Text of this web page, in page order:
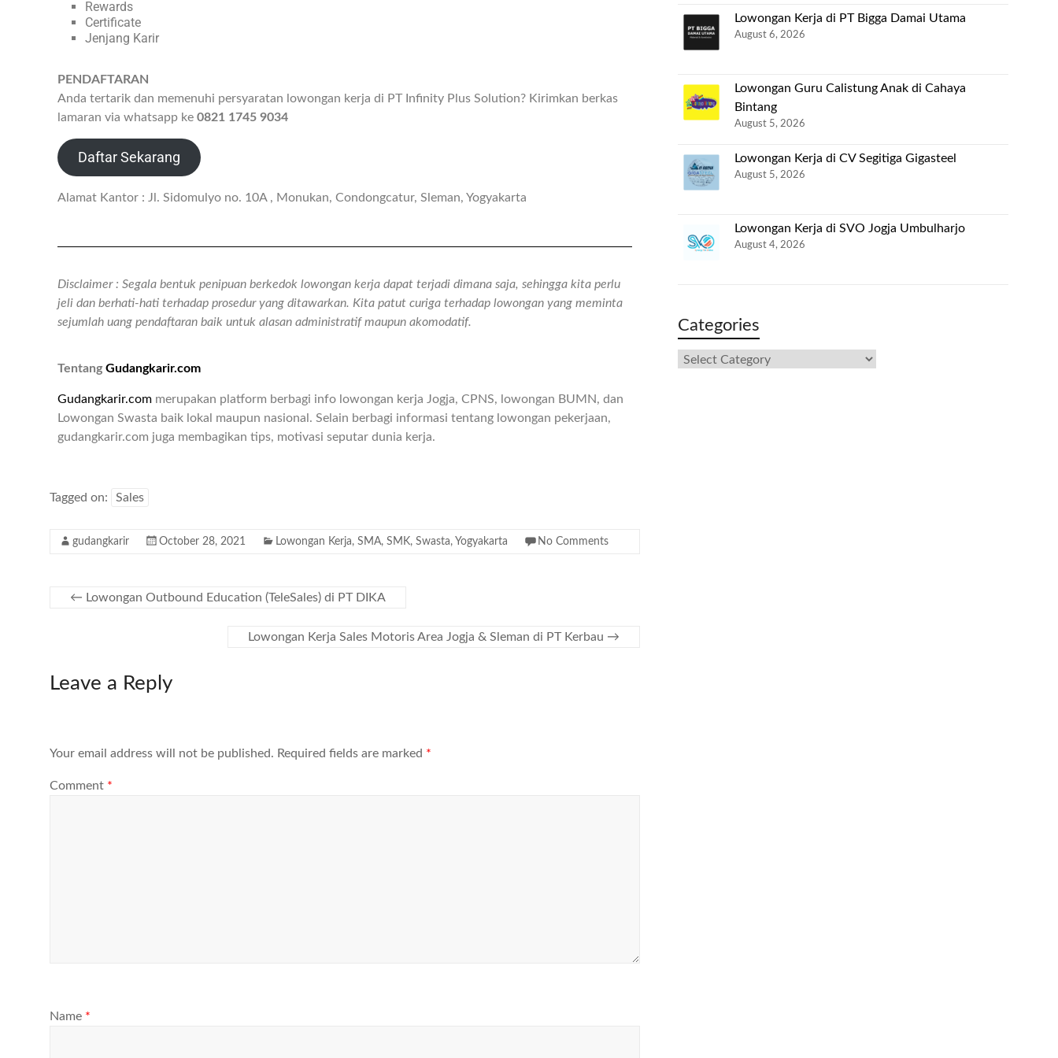
Rewards
Certificate
Jenjang Karir
PENDAFTARAN
Anda tertarik dan memenuhi persyaratan lowongan kerja di PT Infinity Plus Solution? Kirimkan berkas
lamaran via whatsapp ke 0821 1745 9034
Daftar Sekarang
Alamat Kantor : Jl. Sidomulyo no. 10A , Monukan, Condongcatur, Sleman, Yogyakarta
Disclaimer : Segala bentuk penipuan berkedok lowongan kerja dapat terjadi dimana saja, sehingga kita perlu
jeli dan berhati-hati terhadap prosedur yang ditawarkan. Kita patut curiga terhadap lowongan yang meminta
sejumlah uang pendaftaran baik untuk alasan administratif maupun akomodatif.
Tentang Gudangkarir.com
Gudangkarir.com merupakan platform berbagi info lowongan kerja Jogja, CPNS, lowongan BUMN, dan
Lowongan Swasta baik lokal maupun nasional. Selain berbagi informasi tentang lowongan pekerjaan,
gudangkarir.com juga membagikan tips, motivasi seputar dunia kerja.
Tagged on: Sales
gudangkarir October 28, 2021 Lowongan Kerja, SMA, SMK, Swasta, Yogyakarta No Comments
← Lowongan Outbound Education (TeleSales) di PT DIKA
Lowongan Kerja Sales Motoris Area Jogja & Sleman di PT Kerbau →
Leave a Reply
Your email address will not be published. Required fields are marked *
Comment *
Name *
Lowongan Kerja di PT Bigga Damai Utama
August 6, 2026
Lowongan Guru Calistung Anak di Cahaya
Bintang
August 5, 2026
Lowongan Kerja di CV Segitiga Gigasteel
August 5, 2026
Lowongan Kerja di SVO Jogja Umbulharjo
August 4, 2026
Categories